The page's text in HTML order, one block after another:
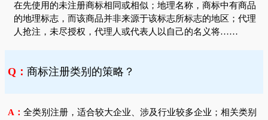
在先使用的未注册商标相同或相似；地理名称，商标中有商品
的地理标志，而该商品并非来源于该标志所标志的地区；代理
人抢注，未尽授权，代理人或代表人以自己的名义将……
Q： 商标注册类别的策略？
A： 全类别注册，适合较大企业、涉及行业较多企业；相关类别